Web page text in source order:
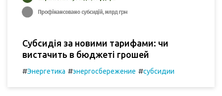
Субсидія за новими тарифами: чи
вистачить в бюджеті грошей
#Энергетика #энергосбережение #субсидии